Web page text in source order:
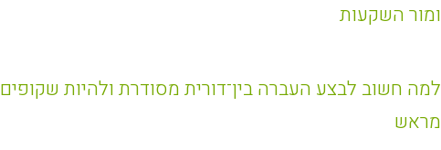
ומור השקעות
למה חשוב לבצע העברה בין־דורית מסודרת ולהיות שקופים
מראש